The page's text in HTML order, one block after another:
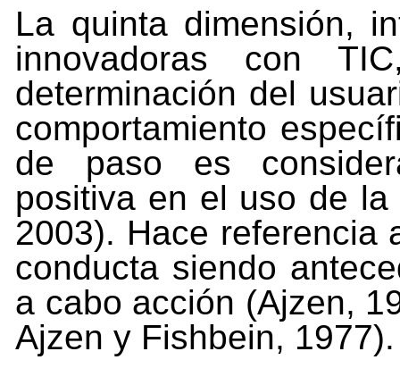
La quinta dimensión,
innovadoras con
determinación del
comportamiento
de
paso es
positiva en el uso de
2003). Hace referencia
conducta siendo
a cabo acción (Ajzen,
Ajzen y Fishbein, 1977).